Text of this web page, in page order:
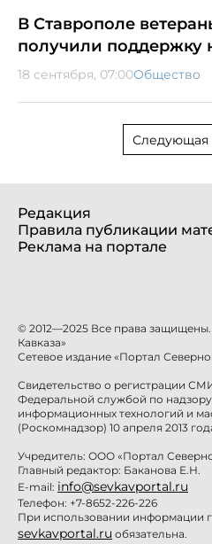
В Ставрополе
получили поддержку
18 сентября, 07:00Общество
Следующая
Редакция
Правила публикации
Реклама на портале
© 2012—2025 Все права
Кавказа»
Сетевое издание «Портал
Свидетельство о регистрации
Федеральной службой по надзору
информационных технологий и
(Роскомнадзор) 10 апреля 2013
Учредитель: ООО «Портал
Главный редактор: Баканова Е.Н.
E-mail: info@sevkavportal.ru
Телефон: +7-8652-226-226
При использовании информации
sevkavportal.ru обязательна.